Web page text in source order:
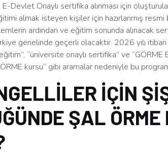
Devlet Onaylı sertifika alınması için
almak isteyen kişiler için hazırlanmış resmi
ardından ve eğitim sonunda alınacak
genelinde geçerli olacaktır. 2026 yılı
“üniversite onaylı sertifika” ve “GÖRME
kursu” gibi aramalar nedeniyle bu
İÇİN
ŞAL